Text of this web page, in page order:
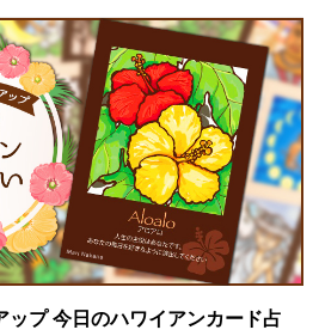
ップ 今日のハワイアンカード占